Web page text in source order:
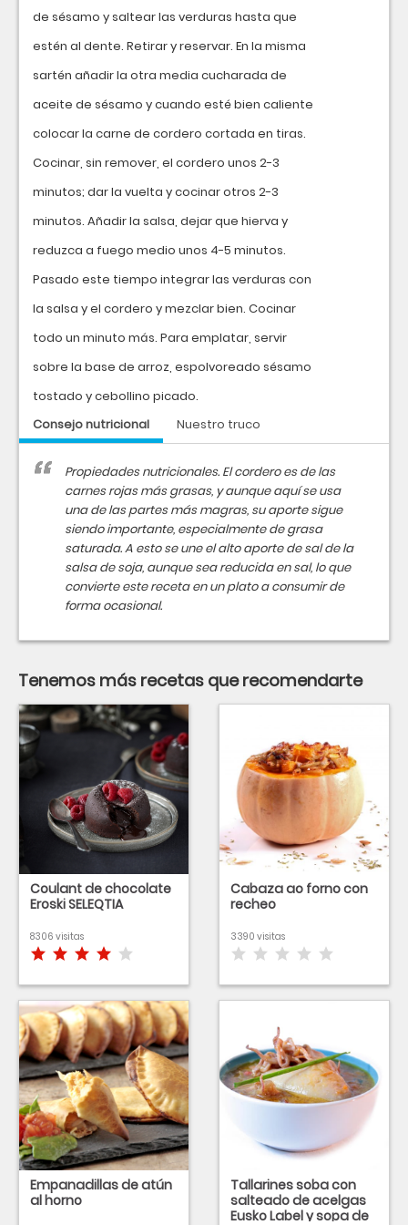
de sésamo y saltear las verduras hasta que
estén al dente. Retirar y reservar. En la misma
sartén añadir la otra media cucharada de
aceite de sésamo y cuando esté bien caliente
colocar la carne de cordero cortada en tiras.
Cocinar, sin remover, el cordero unos 2-3
minutos; dar la vuelta y cocinar otros 2-3
minutos. Añadir la salsa, dejar que hierva y
reduzca a fuego medio unos 4-5 minutos.
Pasado este tiempo integrar las verduras con
la salsa y el cordero y mezclar bien. Cocinar
todo un minuto más. Para emplatar, servir
sobre la base de arroz, espolvoreado sésamo
tostado y cebollino picado.
Consejo nutricional
Nuestro truco
Propiedades nutricionales. El cordero es de las
carnes rojas más grasas, y aunque aquí se usa
una de las partes más magras, su aporte sigue
siendo importante, especialmente de grasa
saturada. A esto se une el alto aporte de sal de la
salsa de soja, aunque sea reducida en sal, lo que
convierte este receta en un plato a consumir de
forma ocasional.
Tenemos más recetas que recomendarte
Coulant de chocolate
Eroski SELEQTIA
8306 visitas
Cabaza ao forno con
recheo
3390 visitas
Empanadillas de atún
al horno
Tallarines soba con
salteado de acelgas
Eusko Label y sopa de